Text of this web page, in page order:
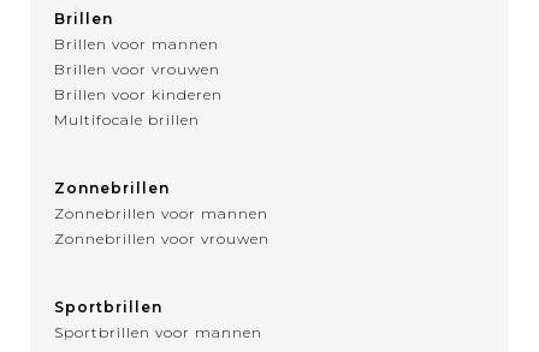
Brillen
Brillen voor mannen
Brillen voor vrouwen
Brillen voor kinderen
Multifocale brillen
Zonnebrillen
Zonnebrillen voor mannen
Zonnebrillen voor vrouwen
Sportbrillen
Sportbrillen voor mannen